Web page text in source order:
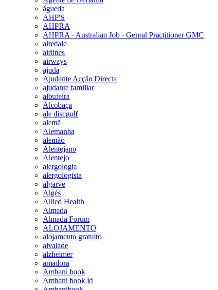
águeda
AHP'S
AHPRA
AHPRA - Australian Job - Genral Practitioner GMC
airedale
airlines
airways
ajuda
Ajudante Acção Directa
ajudante familiar
albufeira
Alcobaça
ale discgolf
alemã
Alemanha
alemão
Alentejano
Alentejo
alergologia
alergologista
algarve
Algés
Allied Health
Almada
Almada Forum
ALOJAMENTO
alojamento gratuito
alvalade
alzheimer
amadora
Ambani book
Ambani book id